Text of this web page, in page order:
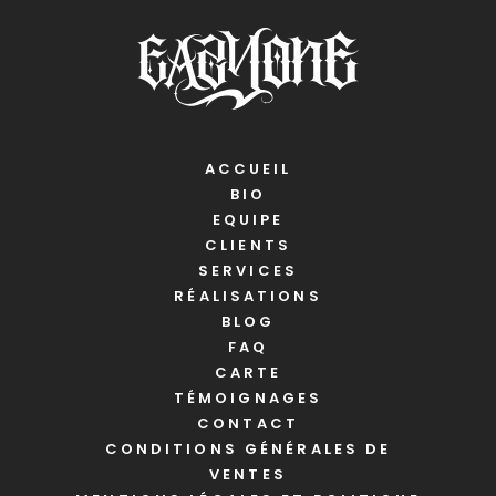
ACCUEIL
BIO
EQUIPE
CLIENTS
SERVICES
RÉALISATIONS
BLOG
FAQ
CARTE
TÉMOIGNAGES
CONTACT
CONDITIONS GÉNÉRALES DE
VENTES